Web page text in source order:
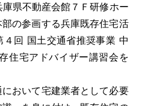
県不動産会館７Ｆ研修ホー
の参画する兵庫既存住宅活
回 国土交通省推奨事業 中
住宅アドバイザー講習会を
おいて宅建業者として必要